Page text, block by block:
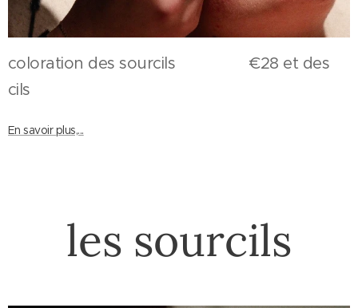
coloration des sourcils €28 et des
cils
En savoir plus,...
les sourcils